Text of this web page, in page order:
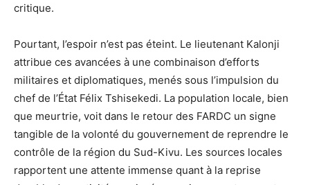
critique.
Pourtant, l’espoir n’est pas éteint. Le lieutenant Kalonji
attribue ces avancées à une combinaison d’efforts
militaires et diplomatiques, menés sous l’impulsion du
chef de l’État Félix Tshisekedi. La population locale, bien
que meurtrie, voit dans le retour des FARDC un signe
tangible de la volonté du gouvernement de reprendre le
contrôle de la région du Sud-Kivu. Les sources locales
rapportent une attente immense quant à la reprise